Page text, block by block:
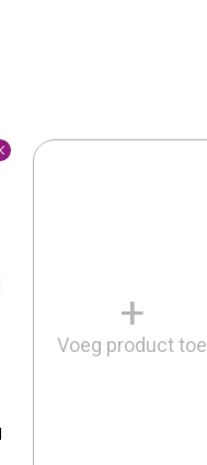
+
Voeg product toe